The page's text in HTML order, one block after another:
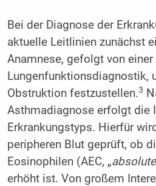
Bei der Diagnose der
aktuelle Leitlinien zunächst
Anamnese, gefolgt von
Lungenfunktionsdiagnostik,
Obstruktion festzustellen.3
Asthmadiagnose erfolgt die
Erkrankungstyps. Hierfür
peripheren Blut geprüft, ob
Eosinophilen (AEC, „
erhöht ist. Von großem